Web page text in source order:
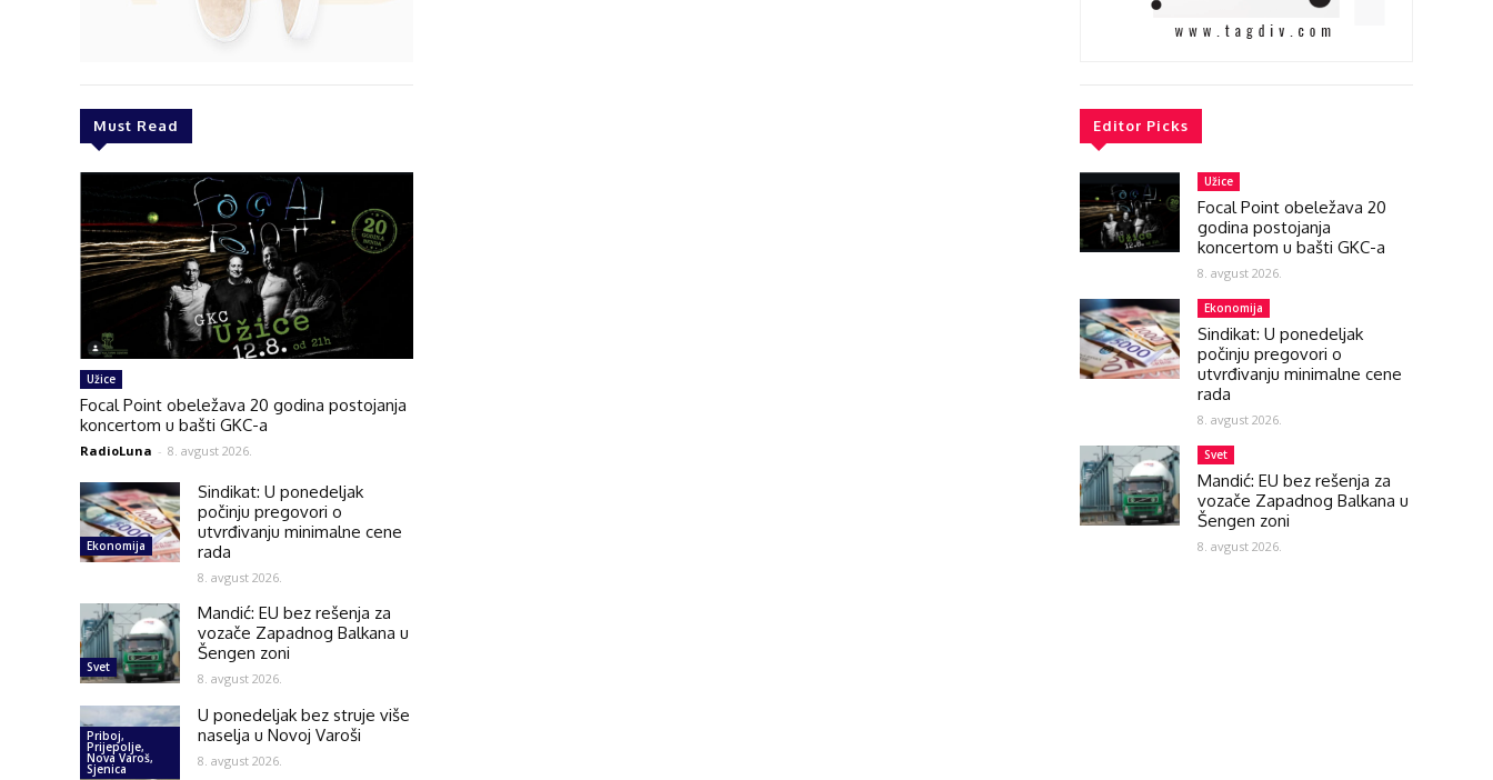
Must Read
Užice
Focal Point obeležava 20 godina postojanja
koncertom u bašti GKC-a
RadioLuna - 8. avgust 2026.
Ekonomija
Sindikat: U ponedeljak
počinju pregovori o
utvrđivanju minimalne cene
rada
8. avgust 2026.
Svet
Mandić: EU bez rešenja za
vozače Zapadnog Balkana u
Šengen zoni
8. avgust 2026.
Priboj,
Prijepolje,
Nova Varoš,
Sjenica
U ponedeljak bez struje više
naselja u Novoj Varoši
8. avgust 2026.
Editor Picks
Užice
Focal Point obeležava 20
godina postojanja
koncertom u bašti GKC-a
8. avgust 2026.
Ekonomija
Sindikat: U ponedeljak
počinju pregovori o
utvrđivanju minimalne cene
rada
8. avgust 2026.
Svet
Mandić: EU bez rešenja za
vozače Zapadnog Balkana u
Šengen zoni
8. avgust 2026.